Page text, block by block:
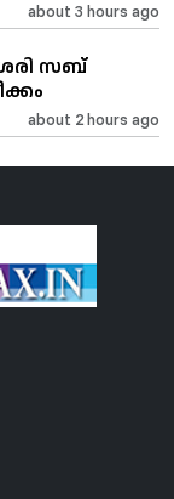
about 3 hours ago
സബ്
about 2 hours ago